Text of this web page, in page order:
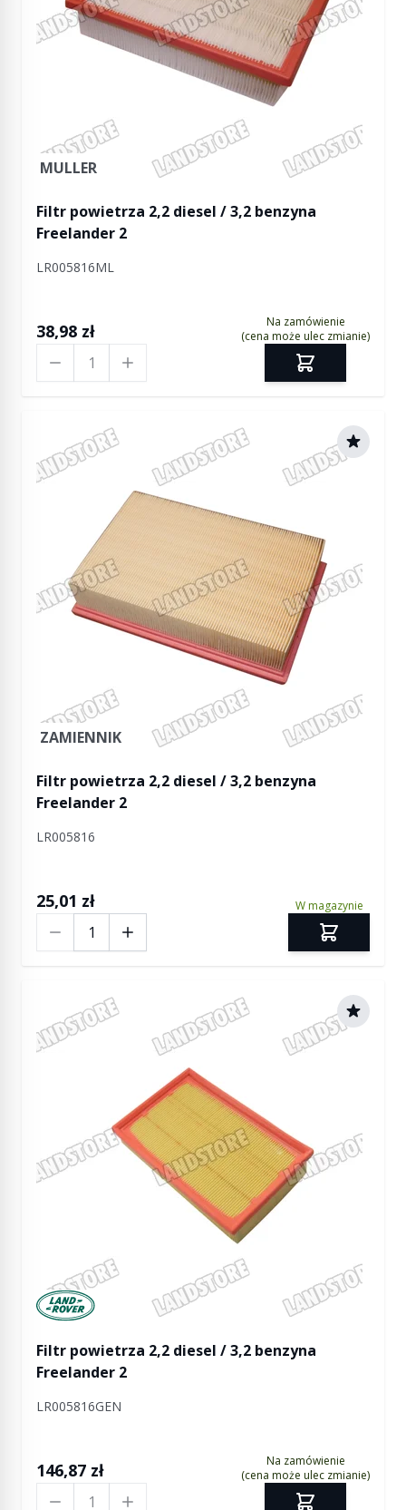
MULLER
Filtr powietrza 2,2 diesel / 3,2 benzyna
Freelander 2
LR005816ML
38,98 zł
Na zamówienie
(cena może ulec zmianie)
ZAMIENNIK
Filtr powietrza 2,2 diesel / 3,2 benzyna
Freelander 2
LR005816
25,01 zł W magazynie
Manufactured by Land rover
Filtr powietrza 2,2 diesel / 3,2 benzyna
Freelander 2
LR005816GEN
146,87 zł
Na zamówienie
(cena może ulec zmianie)